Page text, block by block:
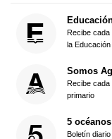
Recibe cada
la Educación
Somos
Recibe cada
primario
5 océanos
Boletín